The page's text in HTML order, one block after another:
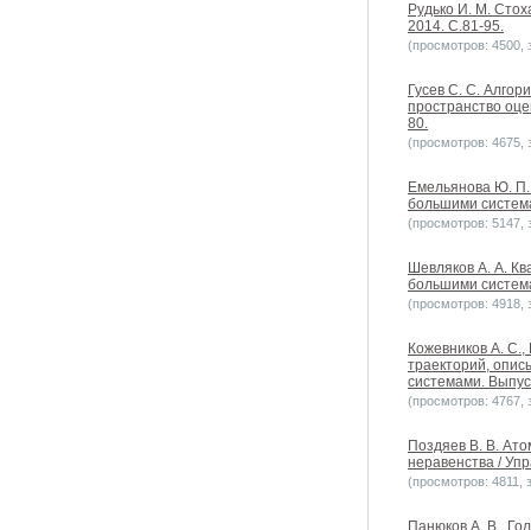
Рудько И. М.
2014. С.81-95.
(просмотров: 4500,
Гусев С. С.
пространство
80.
(просмотров: 4675,
Емельянова Ю. П.
большими
(просмотров: 5147,
Шевляков А. А.
большими
(просмотров: 4918,
Кожевников А. С.,
траекторий,
системами.
(просмотров: 4767,
Поздяев В. В.
неравенства /
(просмотров: 4811,
Панюков А. В.,